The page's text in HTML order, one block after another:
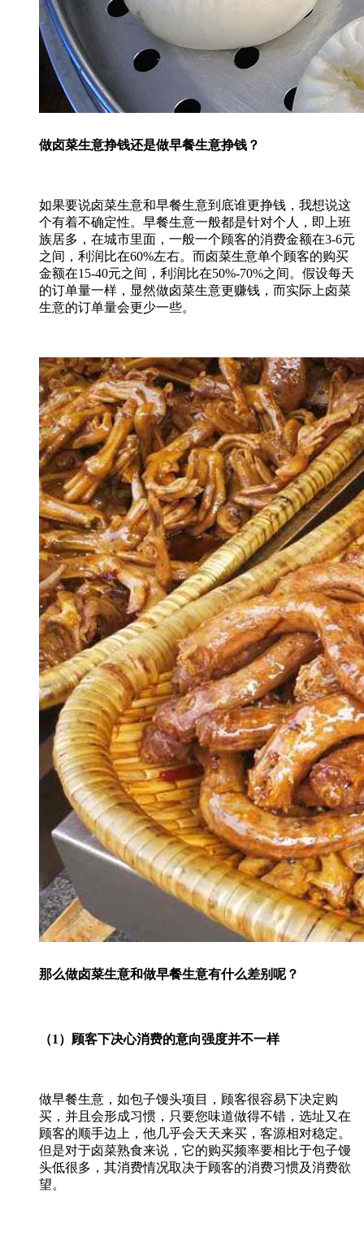
做卤菜生意挣钱还是做早餐生意挣钱？
如果要说卤菜生意和早餐生意到底谁更挣钱，我想说这
个有着不确定性。早餐生意一般都是针对个人，即上班
族居多，在城市里面，一般一个顾客的消费金额在3-6元
之间，利润比在60%左右。而卤菜生意单个顾客的购买
金额在15-40元之间，利润比在50%-70%之间。假设每天
的订单量一样，显然做卤菜生意更赚钱，而实际上卤菜
生意的订单量会更少一些。
那么做卤菜生意和做早餐生意有什么差别呢？
（1）顾客下决心消费的意向强度并不一样
做早餐生意，如包子馒头项目，顾客很容易下决定购
买，并且会形成习惯，只要您味道做得不错，选址又在
顾客的顺手边上，他几乎会天天来买，客源相对稳定。
但是对于卤菜熟食来说，它的购买频率要相比于包子馒
头低很多，其消费情况取决于顾客的消费习惯及消费欲
望。